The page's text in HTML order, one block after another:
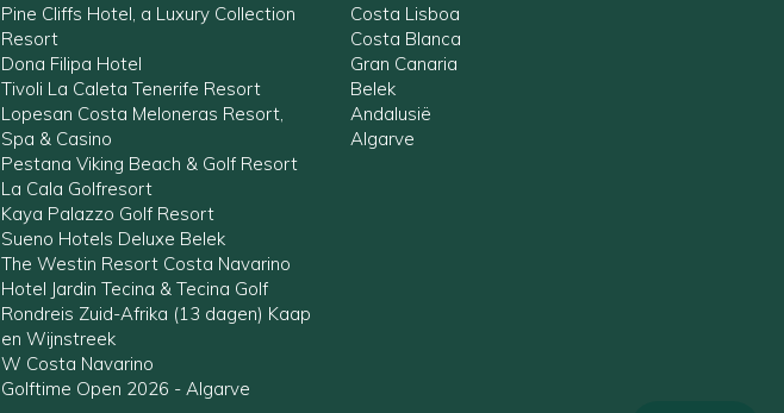
Pine Cliffs Hotel, a Luxury Collection
Resort
Dona Filipa Hotel
Tivoli La Caleta Tenerife Resort
Lopesan Costa Meloneras Resort,
Spa & Casino
Pestana Viking Beach & Golf Resort
La Cala Golfresort
Kaya Palazzo Golf Resort
Sueno Hotels Deluxe Belek
The Westin Resort Costa Navarino
Hotel Jardin Tecina & Tecina Golf
Rondreis Zuid-Afrika (13 dagen) Kaap
en Wijnstreek
W Costa Navarino
Golftime Open 2026 - Algarve
Costa Lisboa
Costa Blanca
Gran Canaria
Belek
Andalusië
Algarve